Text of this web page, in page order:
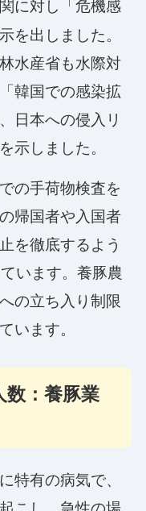
に対し「危機感
を出しました。
水産省も水際対
韓国での感染拡
日本への侵入リ
示しました。
の手荷物検査を
帰国者や入国者
を徹底するよう
います。養豚農
の立ち入り制限
います。
数：養豚業
特有の病気で、